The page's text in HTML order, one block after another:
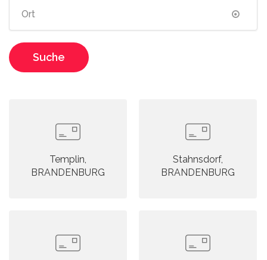
Suche
Templin,
BRANDENBURG
Stahnsdorf,
BRANDENBURG